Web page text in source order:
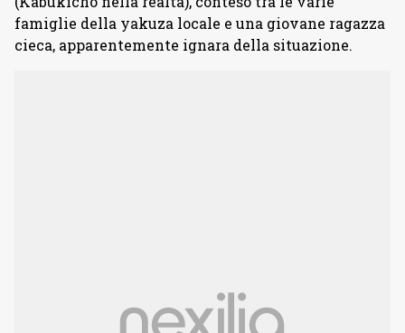
famiglie della yakuza locale e una giovane ragazza
cieca, apparentemente ignara della situazione.